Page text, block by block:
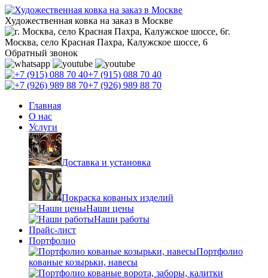
Художественная ковка на заказ в Москве
г.
Москва, село Красная Пахра, Калужское шоссе, 6
Обратный звонок
+7 (915) 088 70 40
+7 (926) 989 88 70
Главная
О нас
Услуги
Доставка и установка
Покраска кованых изделий
Наши цены
Наши работы
Прайс-лист
Портфолио
Портфолио
кованые козырьки, навесы